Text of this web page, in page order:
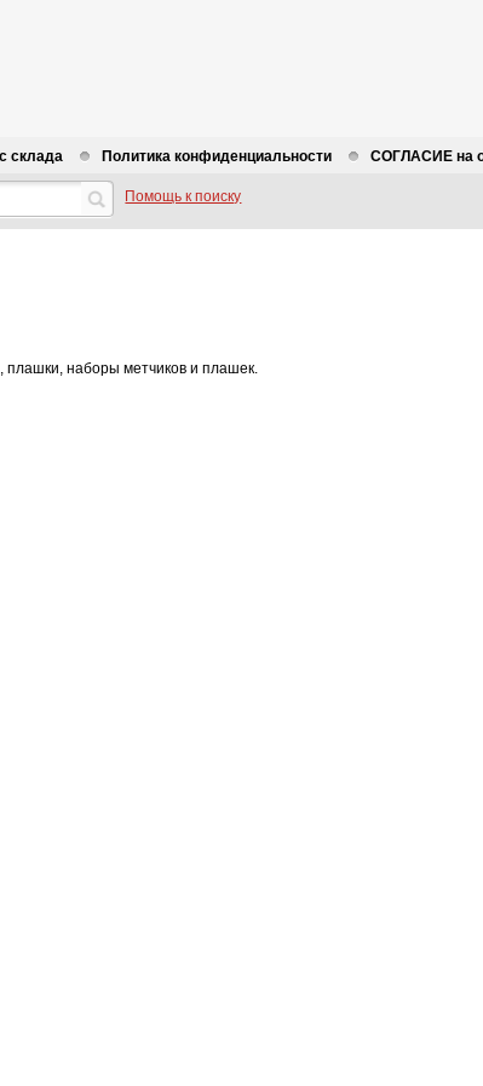
склада Политика конфиденциальности СОГЛАСИЕ на
Помощь к поиску
плашки, наборы метчиков и плашек.